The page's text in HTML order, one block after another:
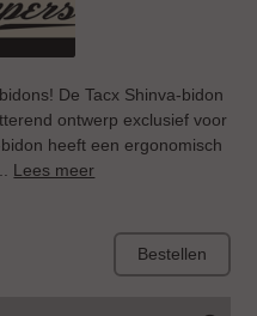
De Tacx Shinva-bidon
ontwerp exclusief voor
heeft een ergonomisch
Lees meer
Bestellen